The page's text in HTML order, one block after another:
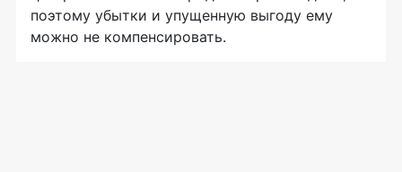
поэтому убытки и упущенную выгоду ему
можно не компенсировать.